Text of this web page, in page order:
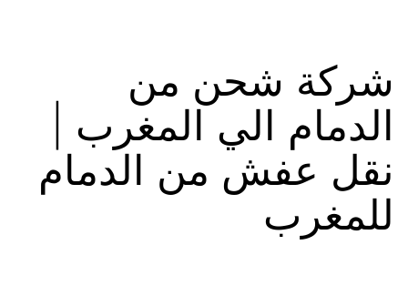
شركة شحن من
الدمام الي المغرب |
نقل عفش من الدمام
للمغرب